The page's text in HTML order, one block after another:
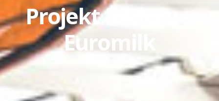
Projekt folderu –
Euromilk